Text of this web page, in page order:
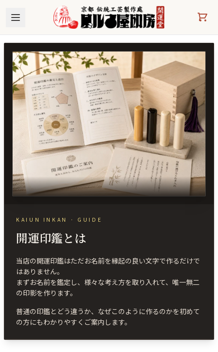
KAIUN INKAN · GUIDE
開運印鑑とは
当店の開運印鑑はただお名前を縁起の良い文字で作るだけで
はありません。
まずお名前を鑑定し、様々な考え方を取り入れて、唯一無二
の印影を作ります。
普通の印鑑とどう違うか、なぜこのように作るのかを初めて
の方にもわかりやすくご案内します。